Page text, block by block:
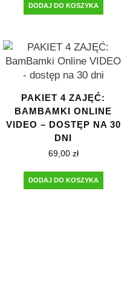
DODAJ DO KOSZYKA
PAKIET 4 ZAJĘĆ:
BAMBAMKI ONLINE
VIDEO – DOSTĘP NA 30
DNI
69,00 zł
DODAJ DO KOSZYKA